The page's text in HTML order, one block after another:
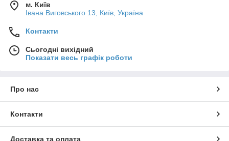
м. Київ
Івана Виговського 13, Київ, Україна
Контакти
Сьогодні вихідний
Показати весь графік роботи
Про нас
Контакти
Доставка та оплата